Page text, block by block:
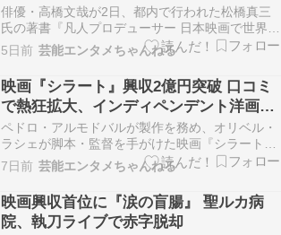
気満々だった」
俳優・高橋文哉が2日、都内で行われた松橋真三
氏の著書『凡人プロデューサー 日本映画で世界を
変える!』発売記念記者会見に登壇した。『キング
ダム』『国宝』など累計興行収入1000億円超えす
る作品たちを手掛けたプロデューサー・松橋氏
と、最新作『ブルーロック』主演の高橋がトーク
セッショ…
5日前 芸能エンタメちゃんねる
映画『シラート』興収2億円突破 口コミ
で熱狂拡大、インディペンデント洋画と
して異例のヒット
ペドロ・アルモドバルが製作を務め、オリベル・
ラシェが脚本・監督を手がけた映画『シラート』
が、インディペンデント洋画としては異例となる
興行収入2億円を突破した。 続きを読む ≫ シラ
ート ペドロアルモドバル 映画 映画
7日前 芸能エンタメちゃんねる
映画興収首位に『涙の盲腸』 聖ルカ病
院、執刀ライブで赤字脱却